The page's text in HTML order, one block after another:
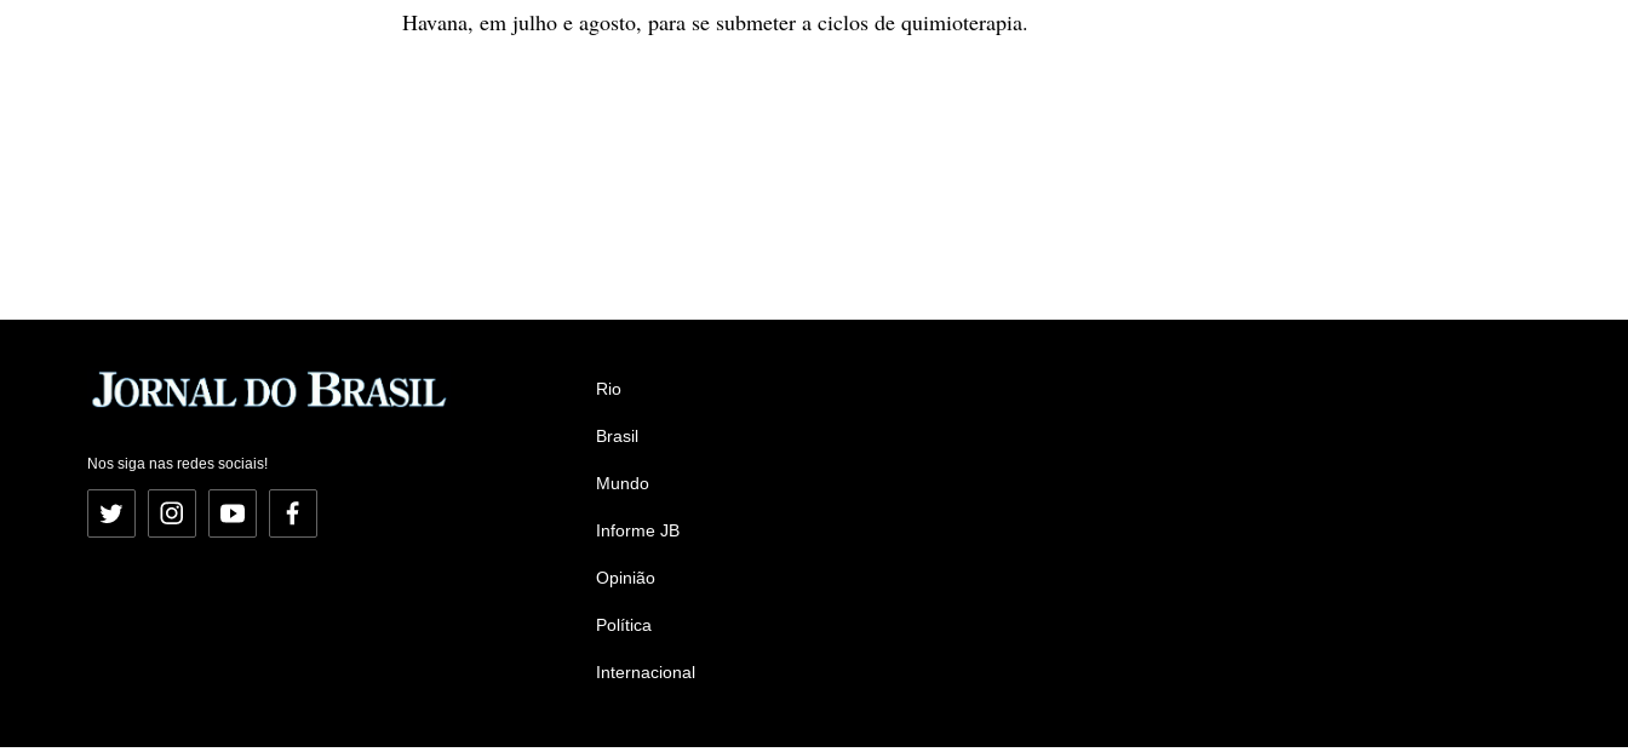
Havana, em julho e agosto, para se submeter a ciclos de quimioterapia.
Nos siga nas redes sociais!
Twitter InstagramYouTubeFacebook
Rio
Brasil
Mundo
Informe JB
Opinião
Política
Internacional